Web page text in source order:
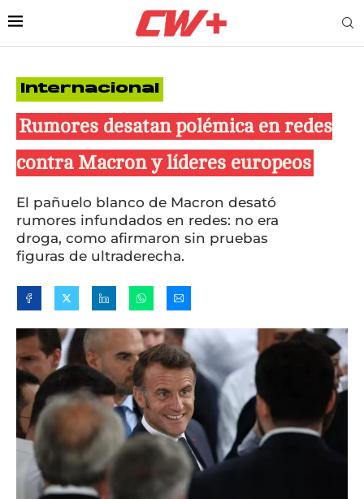
Internacional
Rumores desatan polémica en redes
contra Macron y líderes europeos
El pañuelo blanco de Macron desató
rumores infundados en redes: no era
droga, como afirmaron sin pruebas
figuras de ultraderecha.